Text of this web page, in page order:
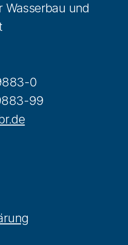
und
0
99